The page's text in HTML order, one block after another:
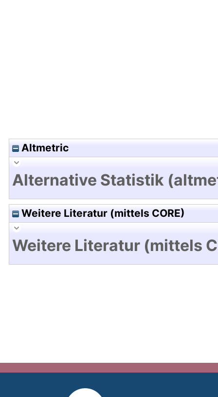
Altmetric
Alternative Statistik
Weitere Literatur (mittels CORE)
Weitere Literatur (mittels